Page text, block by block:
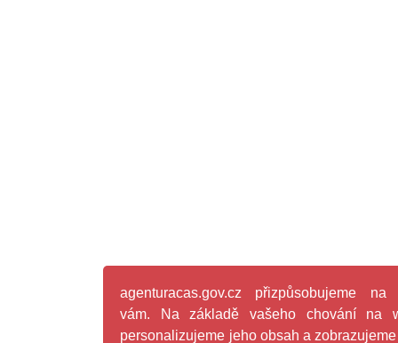
agenturacas.gov.cz přizpůsobujeme na
vám. Na základě vašeho chování na
personalizujeme jeho obsah a